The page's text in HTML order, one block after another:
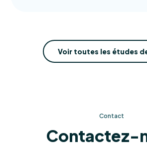
Voir toutes les études
Contact
Contactez-